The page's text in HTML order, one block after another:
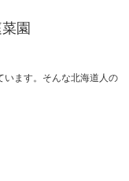
園
います。そんな北海道人の